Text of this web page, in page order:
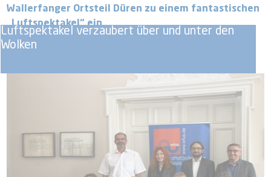
Luftspektakel verzaubert über und unter den
Wolken
Wallerfanger Ortsteil Düren zu einem fantastischen
„Luftspektakel“ ein.